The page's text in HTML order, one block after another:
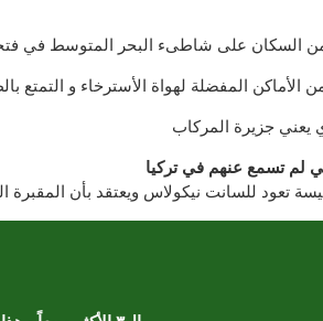
من السكان على شاطىء البحر المتوسط في
الأماكن المفضلة لهواة الأسترخاء و التمتع
يعني جزيرة المركاب
تعود للسانت نيكولاس ويعتقد بأن المقبرة التي